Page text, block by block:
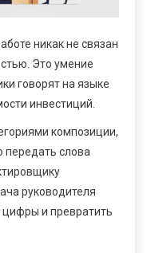
никак не связан
Это умение
говорят на языке
инвестиций.
композиции,
передать слова
руководителя
цифры и превратить